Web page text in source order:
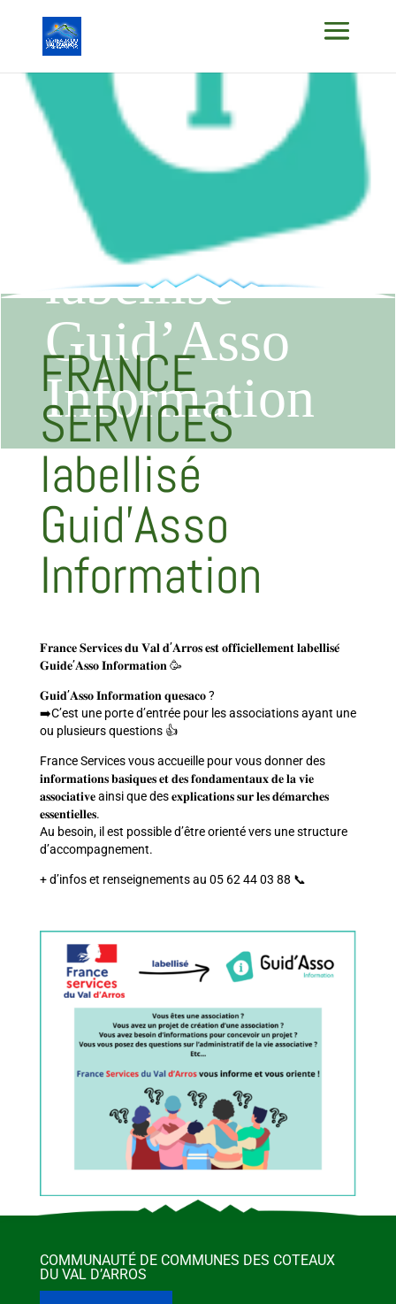
FRANCE
SERVICES
labellisé
Guid’Asso
Information
FRANCE
SERVICES
labellisé
Guid’Asso
Information
𝐅𝐫𝐚𝐧𝐜𝐞 𝐒𝐞𝐫𝐯𝐢𝐜𝐞𝐬 𝐝𝐮 𝐕𝐚𝐥 𝐝’𝐀𝐫𝐫𝐨𝐬 𝐞𝐬𝐭 𝐨𝐟𝐟𝐢𝐜𝐢𝐞𝐥𝐥𝐞𝐦𝐞𝐧𝐭 𝐥𝐚𝐛𝐞𝐥𝐥𝐢𝐬𝐞́
𝐆𝐮𝐢𝐝𝐞’𝐀𝐬𝐬𝐨 𝐈𝐧𝐟𝐨𝐫𝐦𝐚𝐭𝐢𝐨𝐧 🥳
𝐆𝐮𝐢𝐝’𝐀𝐬𝐬𝐨 𝐈𝐧𝐟𝐨𝐫𝐦𝐚𝐭𝐢𝐨𝐧 𝐪𝐮𝐞𝐬𝐚𝐜𝐨 ?
➡️C’est une porte d’entrée pour les associations ayant une
ou plusieurs questions 👍
France Services vous accueille pour vous donner des
𝐢𝐧𝐟𝐨𝐫𝐦𝐚𝐭𝐢𝐨𝐧𝐬 𝐛𝐚𝐬𝐢𝐪𝐮𝐞𝐬 𝐞𝐭 𝐝𝐞𝐬 𝐟𝐨𝐧𝐝𝐚𝐦𝐞𝐧𝐭𝐚𝐮𝐱 𝐝𝐞 𝐥𝐚 𝐯𝐢𝐞
𝐚𝐬𝐬𝐨𝐜𝐢𝐚𝐭𝐢𝐯𝐞 ainsi que des 𝐞𝐱𝐩𝐥𝐢𝐜𝐚𝐭𝐢𝐨𝐧𝐬 𝐬𝐮𝐫 𝐥𝐞𝐬 𝐝𝐞́𝐦𝐚𝐫𝐜𝐡𝐞𝐬
𝐞𝐬𝐬𝐞𝐧𝐭𝐢𝐞𝐥𝐥𝐞𝐬.
Au besoin, il est possible d’être orienté vers une structure
d’accompagnement.
+ d’infos et renseignements au 05 62 44 03 88 📞
COMMUNAUTÉ DE COMMUNES DES COTEAUX
DU VAL D’ARROS